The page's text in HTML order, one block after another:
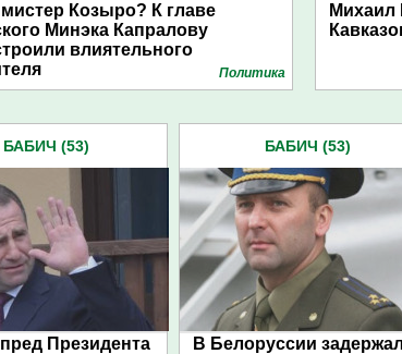
Козыро? К главе
Минэка Капралову
влиятельного
Политика
Михаил
БАБИЧ (53)
Президента
БАБИЧ (53)
В Белоруссии